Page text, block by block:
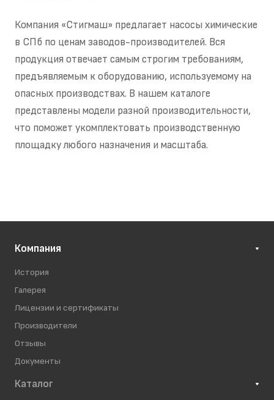
Компания «Стигмаш» предлагает насосы химические
в СПб по ценам заводов-производителей. Вся
продукция отвечает самым строгим требованиям,
предъявляемым к оборудованию, используемому на
опасных производствах. В нашем каталоге
представлены модели разной производительности,
что поможет укомплектовать производственную
площадку любого назначения и масштаба.
Компания
История
Галерея
Лицензии и сертификаты
Производители
Отзывы
Документы
Каталог